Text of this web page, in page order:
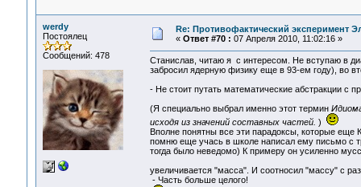
werdy
Постоялец
Сообщений: 478
Re: Противофактический эксперимент
« Ответ #70 : 07 Апреля 2010, 11:02:16 »
Станислав, читаю я с интересом. Не вступаю в
забросил ядерную физику еще в 93-ем году), во
- Не стоит путать математические абстракции с
(Я специально выбрал именно этот термин
исходя из значений составных частей. )
Вполне понятны все эти парадоксы, которые еще
помню еще учась в школе написал ему письмо с
тогда было неведомо) К примеру он усиленно
увеличивается "масса". И соотносил "массу" с
- Часть больше целого!